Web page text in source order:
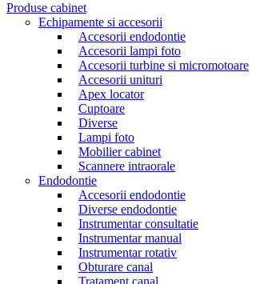
Produse cabinet
Echipamente si accesorii
Accesorii endodontie
Accesorii lampi foto
Accesorii turbine si micromotoare
Accesorii unituri
Apex locator
Cuptoare
Diverse
Lampi foto
Mobilier cabinet
Scannere intraorale
Endodontie
Accesorii endodontie
Diverse endodontie
Instrumentar consultatie
Instrumentar manual
Instrumentar rotativ
Obturare canal